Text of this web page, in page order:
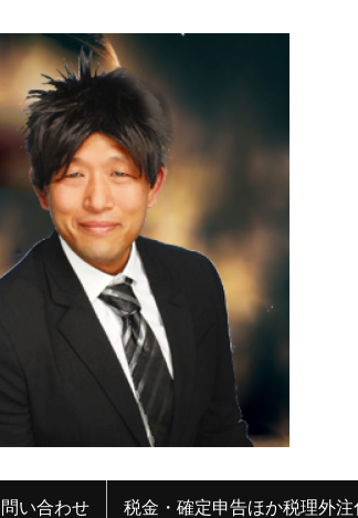
い合わせ 税金・確定申告ほか税理外注